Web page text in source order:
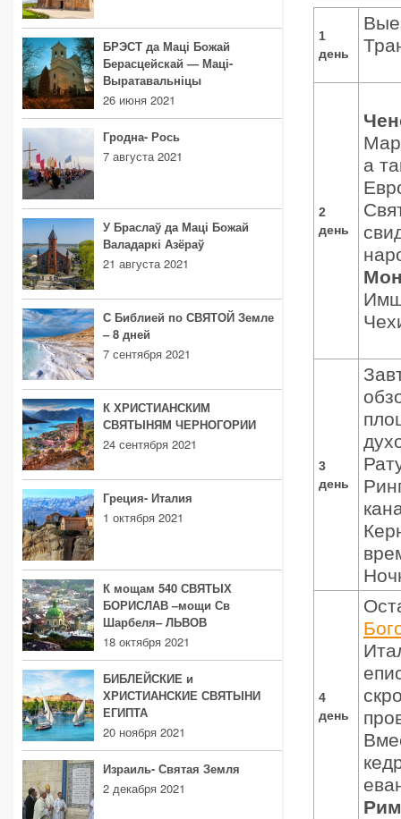
1
день
2
день
а
3
день
4
день
БРЭСТ да Маці Божай
Берасцейскай — Маці-
Выратавальніцы
26 июня 2021
Гродна- Рось
7 августа 2021
У Браслаў да Маці Божай
Валадаркі Азёраў
21 августа 2021
С Библией по СВЯТОЙ Земле
– 8 дней
7 сентября 2021
К ХРИСТИАНСКИМ
СВЯТЫНЯМ ЧЕРНОГОРИИ
24 сентября 2021
Греция- Италия
1 октября 2021
К мощам 540 СВЯТЫХ
БОРИСЛАВ –мощи Св
Шарбеля– ЛЬВОВ
18 октября 2021
БИБЛЕЙСКИЕ и
ХРИСТИАНСКИЕ СВЯТЫНИ
ЕГИПТА
20 ноября 2021
Израиль- Святая Земля
2 декабря 2021